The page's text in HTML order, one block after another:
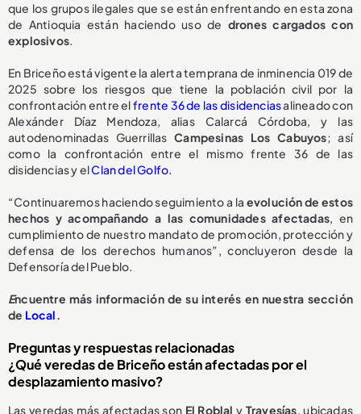
que los grupos ilegales que se están enfrentando en esta zona
de Antioquia están haciendo uso de drones cargados con
explosivos.
En Briceño está vigente la alerta temprana de inminencia 019 de
2025 sobre los riesgos que tiene la población civil por la
confrontación entre elfrente 36 de las disidenciasalineado con
Alexánder Díaz Mendoza, alias Calarcá Córdoba, y las
autodenominadas GuerrillasCampesinas Los Cabuyos; así
como la confrontación entre el mismo frente 36 de las
disidencias y elClan del Golfo.
“Continuaremos haciendo seguimiento a la evolución de estos
hechos y acompañando a las comunidades afectadas, en
cumplimiento de nuestro mandato de promoción, protección y
defensa de los derechos humanos”, concluyeron desde la
Defensoría del Pueblo.
Encuentre más información de su interés en nuestra sección
de Local.
Preguntas y respuestas relacionadas
¿Qué veredas de Briceño están afectadas por el
desplazamiento masivo?
Las veredas más afectadas son El Roblal y Travesías, ubicadas